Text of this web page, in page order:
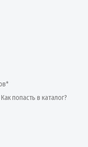
попасть в каталог?